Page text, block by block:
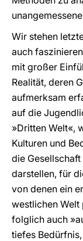
Wir stehen
auch
mit großer
Realität, deren
aufmerksam
auf die
»Dritten Welt«,
Kulturen und
die
darstellen, für
von denen ein
westlichen
folglich auch
tiefes